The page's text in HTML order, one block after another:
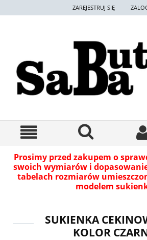
ZAREJESTRUJ SIĘ
Prosimy przed zakupem o
swoich wymiarów i
tabelach rozmiarów
modelem
SUKIENKA
KOLOR